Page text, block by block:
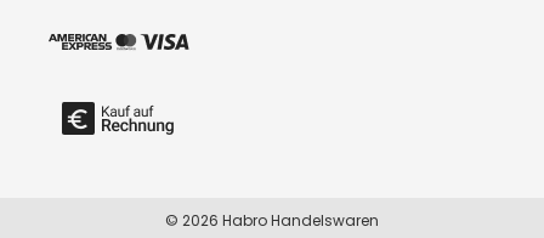
© 2026 Habro Handelswaren